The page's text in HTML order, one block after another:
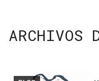
ARCHIVOS